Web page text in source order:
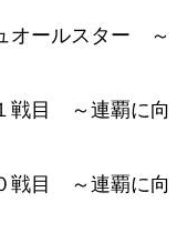
オールスター ～
戦目 ～連覇に向
戦目 ～連覇に向